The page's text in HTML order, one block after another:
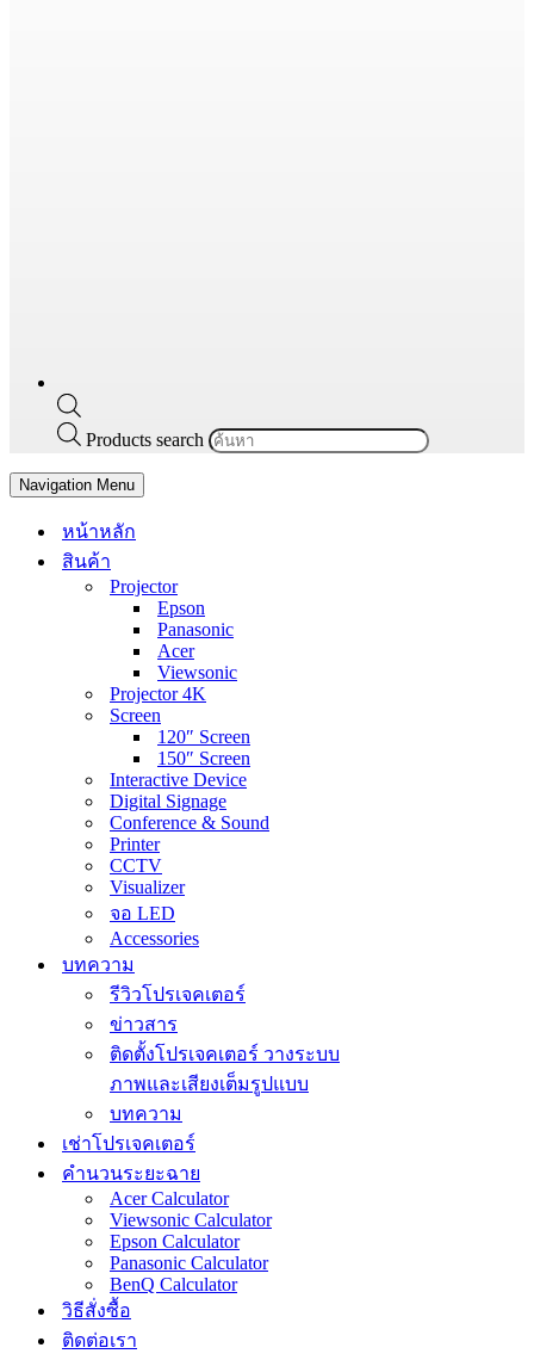
Products search
Navigation Menu
หน้าหลัก
สินค้า
Projector
Epson
Panasonic
Acer
Viewsonic
Projector 4K
Screen
120″ Screen
150″ Screen
Interactive Device
Digital Signage
Conference & Sound
Printer
CCTV
Visualizer
จอ LED
Accessories
บทความ
รีวิวโปรเจคเตอร์
ข่าวสาร
ติดตั้งโปรเจคเตอร์ วางระบบ
ภาพและเสียงเต็มรูปแบบ
บทความ
เช่าโปรเจคเตอร์
คำนวนระยะฉาย
Acer Calculator
Viewsonic Calculator
Epson Calculator
Panasonic Calculator
BenQ Calculator
วิธีสั่งซื้อ
ติดต่อเรา